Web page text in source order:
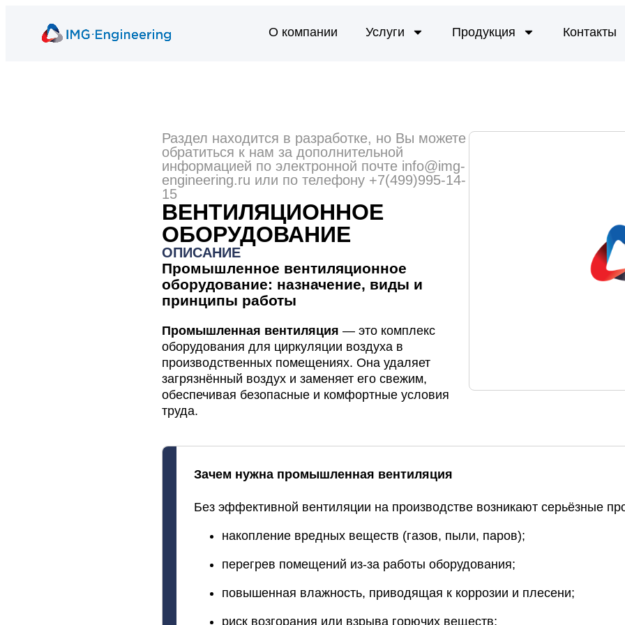
О компании Услуги Продукция Контакты
Раздел находится в разработке, но Вы можете
обратиться к нам за дополнительной
информацией по электронной почте info@img-
engineering.ru или по телефону +7(499)995-14-
15
ВЕНТИЛЯЦИОННОЕ
ОБОРУДОВАНИЕ
ОПИСАНИЕ
Промышленное вентиляционное
оборудование: назначение, виды и
принципы работы
Промышленная вентиляция — это комплекс
оборудования для циркуляции воздуха в
производственных помещениях. Она удаляет
загрязнённый воздух и заменяет его свежим,
обеспечивая безопасные и комфортные условия
труда.
Зачем нужна промышленная вентиляция
Без эффективной вентиляции на производстве возникают серьёзные
накопление вредных веществ (газов, пыли, паров);
перегрев помещений из‑за работы оборудования;
повышенная влажность, приводящая к коррозии и плесени;
риск возгорания или взрыва горючих веществ;